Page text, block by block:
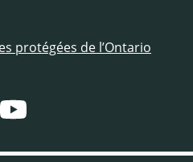
protégées de l’Ontario